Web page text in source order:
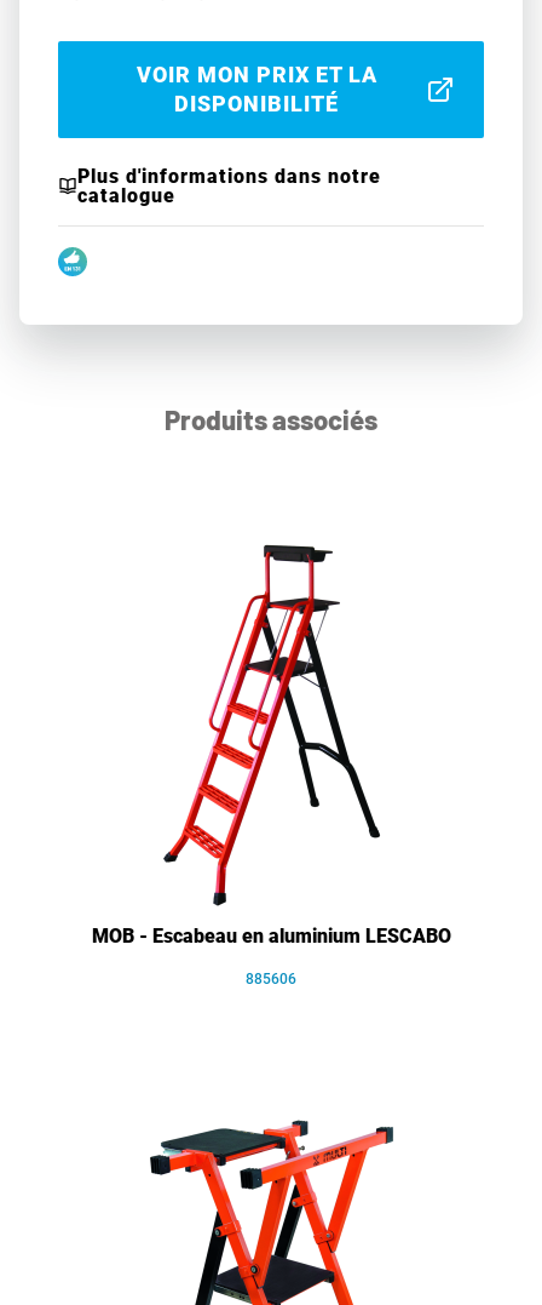
VOIR MON PRIX ET LA
DISPONIBILITÉ
Plus d'informations dans notre
catalogue
Produits associés
MOB - Escabeau en aluminium LESCABO
885606